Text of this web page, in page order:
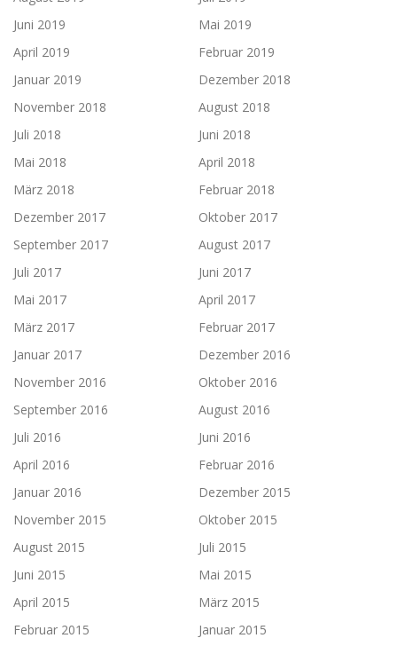
Juni 2019
Mai 2019
April 2019
Februar 2019
Januar 2019
Dezember 2018
November 2018
August 2018
Juli 2018
Juni 2018
Mai 2018
April 2018
März 2018
Februar 2018
Dezember 2017
Oktober 2017
September 2017
August 2017
Juli 2017
Juni 2017
Mai 2017
April 2017
März 2017
Februar 2017
Januar 2017
Dezember 2016
November 2016
Oktober 2016
September 2016
August 2016
Juli 2016
Juni 2016
April 2016
Februar 2016
Januar 2016
Dezember 2015
November 2015
Oktober 2015
August 2015
Juli 2015
Juni 2015
Mai 2015
April 2015
März 2015
Februar 2015
Januar 2015